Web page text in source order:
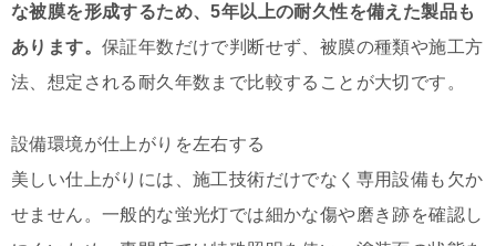
な被膜を形成するため、5年以上の耐久性を備えた製品も
あります。 保証年数だけで判断せず、被膜の種類や施工方
法、想定される耐久年数まで比較することが大切です。
設備環境が仕上がりを左右する
美しい仕上がりには、施工技術だけでなく専用設備も欠か
せません。一般的な蛍光灯では細かな傷や磨き跡を確認し